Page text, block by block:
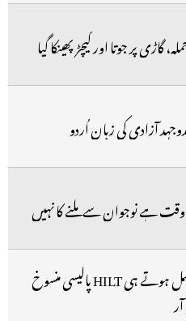
گاڑی پر جوتا اور کیچڑ پھینکا گیا
آزادی کی زبان اُردو
ہے نوجوان سے ملنے کا نہیں
بی آر ایس کو اقتدار حاصل ہوتے ہی HILT پالیسی منسوخ